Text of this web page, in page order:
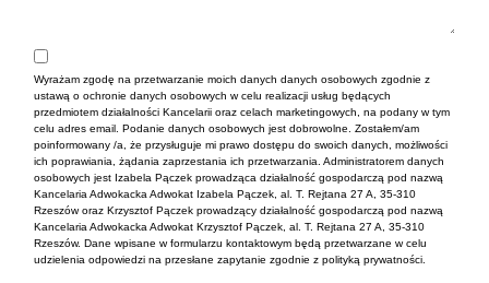
Wyrażam zgodę na przetwarzanie moich danych danych osobowych zgodnie z
ustawą o ochronie danych osobowych w celu realizacji usług będących
przedmiotem działalności Kancelarii oraz celach marketingowych, na podany w tym
celu adres email. Podanie danych osobowych jest dobrowolne. Zostałem/am
poinformowany /a, że przysługuje mi prawo dostępu do swoich danych, możliwości
ich poprawiania, żądania zaprzestania ich przetwarzania. Administratorem danych
osobowych jest Izabela Pączek prowadząca działalność gospodarczą pod nazwą
Kancelaria Adwokacka Adwokat Izabela Pączek, al. T. Rejtana 27 A, 35-310
Rzeszów oraz Krzysztof Pączek prowadzący działalność gospodarczą pod nazwą
Kancelaria Adwokacka Adwokat Krzysztof Pączek, al. T. Rejtana 27 A, 35-310
Rzeszów. Dane wpisane w formularzu kontaktowym będą przetwarzane w celu
udzielenia odpowiedzi na przesłane zapytanie zgodnie z polityką prywatności.